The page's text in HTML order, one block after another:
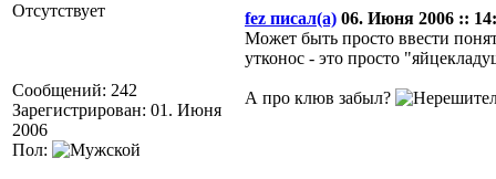
Отсутствует
Сообщений: 242
Зарегистрирован: 01. Июня
2006
Пол:
fez писал(а) 06. Июня 2006 ::
Может быть просто ввести
утконос - это просто
А про клюв забыл?